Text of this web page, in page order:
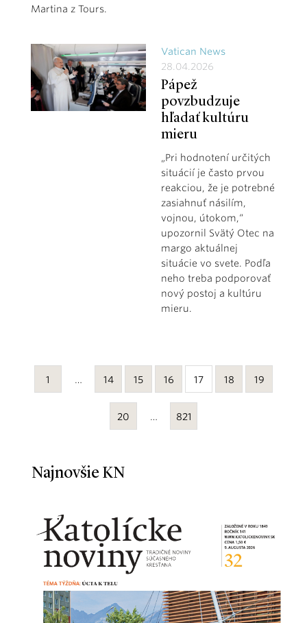
Martina z Tours.
Vatican News
28.04.2026
Pápež
povzbudzuje
hľadať kultúru
mieru
„Pri hodnotení určitých
situácií je často prvou
reakciou, že je potrebné
zasiahnuť násilím,
vojnou, útokom,“
upozornil Svätý Otec na
margo aktuálnej
situácie vo svete. Podľa
neho treba podporovať
nový postoj a kultúru
mieru.
1 … 14 15 16 17 18 19
20 … 821
Najnovšie KN